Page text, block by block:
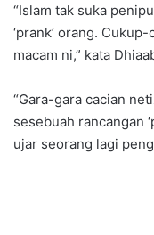
“Islam tak suka
‘prank’ orang.
macam ni,” kata
“Gara-gara cacian
sesebuah rancangan
ujar seorang lagi